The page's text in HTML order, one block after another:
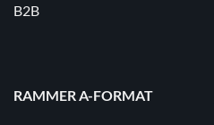
B2B
RAMMER A-FORMAT